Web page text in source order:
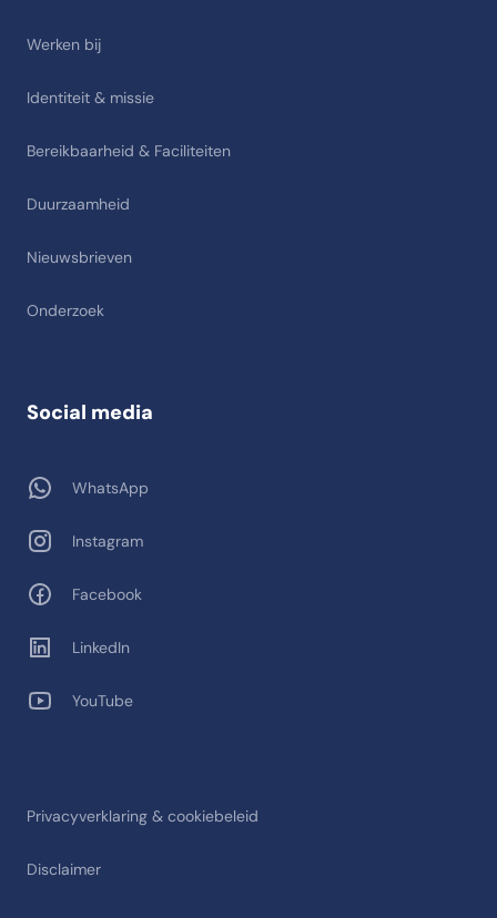
Werken bij
Identiteit & missie
Bereikbaarheid & Faciliteiten
Duurzaamheid
Nieuwsbrieven
Onderzoek
Privacyverklaring & cookiebeleid
Disclaimer
Social media
WhatsApp
Instagram
Facebook
LinkedIn
YouTube